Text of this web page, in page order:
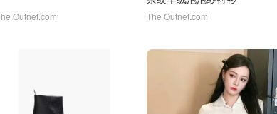
Outnet.com The Outnet.com